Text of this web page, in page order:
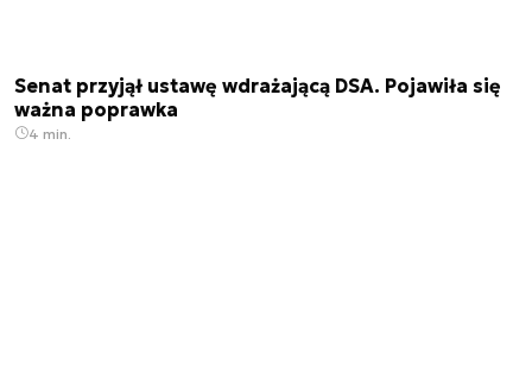
Senat przyjął ustawę wdrażającą DSA. Pojawiła się
ważna poprawka
4 min.